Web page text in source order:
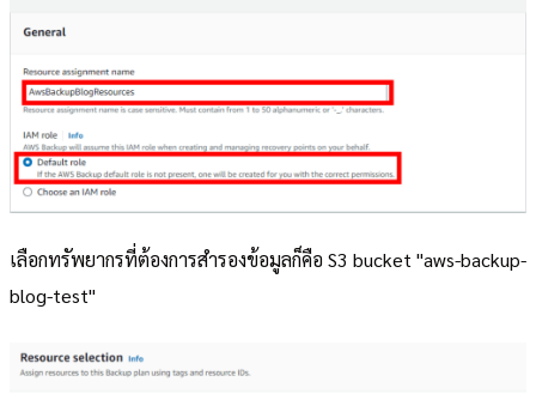
เลือกทรัพยากรที่ต้องการสำรองข้อมูลก็คือ S3 bucket "aws-backup-
blog-test"